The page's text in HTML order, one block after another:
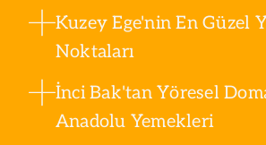
Kuzey Ege'nin En Güzel
Noktaları
İnci Bak'tan Yöresel
Anadolu Yemekleri